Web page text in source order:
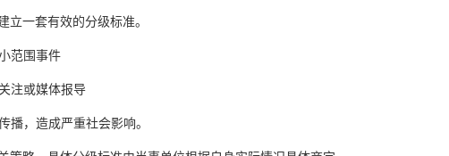
立一套有效的分级标准。
范围事件
注或媒体报导
播，造成严重社会影响。